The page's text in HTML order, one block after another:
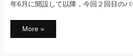
年6月に開設して以降，今回２回目の
ウ
More »